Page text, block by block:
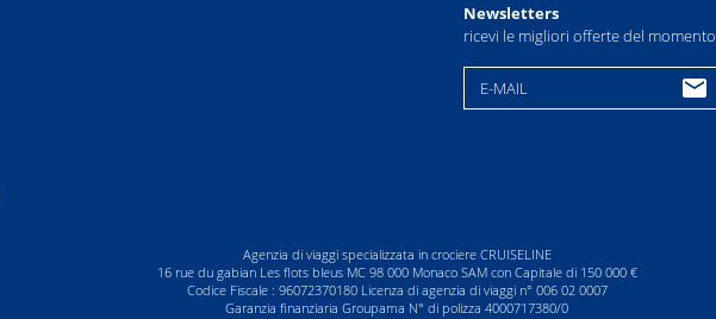
Newsletters
ricevi le migliori offerte del momento
E-MAIL
Agenzia di viaggi specializzata in crociere CRUISELINE
16 rue du gabian Les flots bleus MC 98 000 Monaco SAM con Capitale di 150 000 €
Codice Fiscale : 96072370180 Licenza di agenzia di viaggi n° 006 02 0007
Garanzia finanziaria Groupama N° di polizza 4000717380/0